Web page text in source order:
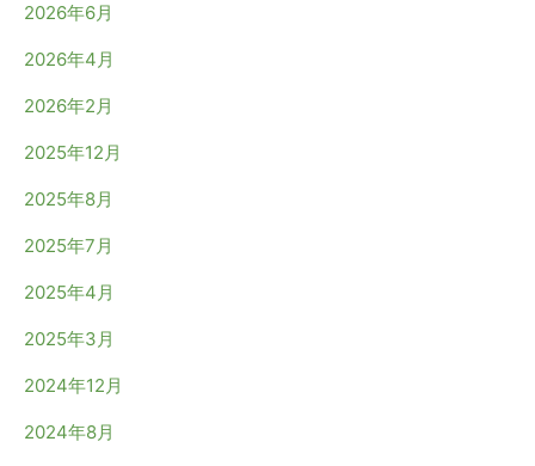
2026年6月
2026年4月
2026年2月
2025年12月
2025年8月
2025年7月
2025年4月
2025年3月
2024年12月
2024年8月